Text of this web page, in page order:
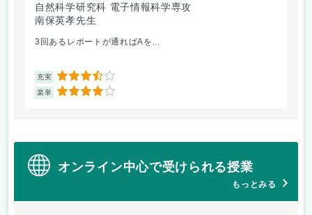
自然科学研究科 電子情報科学専攻
南保英孝先生
3回あるレポートが通ればAを...
充実 3.5
楽単 4
オンライン中心で受けられる授業
もっとみる